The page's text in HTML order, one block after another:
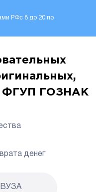
РФс 8 до 20 по
ФГУП ГОЗНАК
денег
ВУЗА